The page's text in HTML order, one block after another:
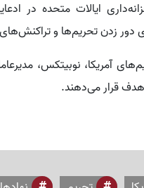
ایالات متحده در
زدن تحریم‌ها و تراکنش‌های
آمریکا، نوبیتکس،
هدف قرار می‌دهند.